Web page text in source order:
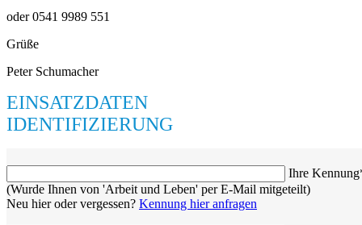
oder 0541 9989 551
Grüße
Peter Schumacher
EINSATZDATEN
IDENTIFIZIERUNG
Ihre
(Wurde Ihnen von 'Arbeit und Leben' per E-Mail mitgeteilt)
Neu hier oder vergessen? Kennung hier anfragen